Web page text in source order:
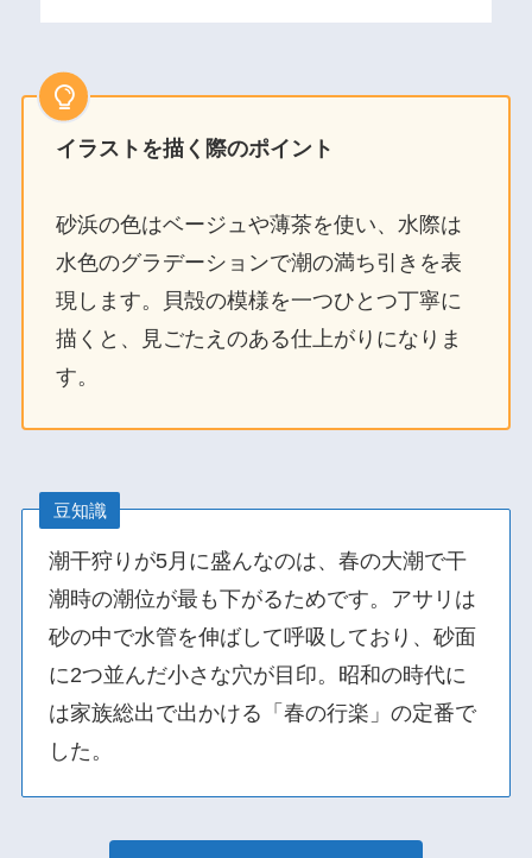
イラストを描く際のポイント
砂浜の色はベージュや薄茶を使い、水際は
水色のグラデーションで潮の満ち引きを表
現します。貝殻の模様を一つひとつ丁寧に
描くと、見ごたえのある仕上がりになりま
す。
豆知識
潮干狩りが5月に盛んなのは、春の大潮で干
潮時の潮位が最も下がるためです。アサリは
砂の中で水管を伸ばして呼吸しており、砂面
に2つ並んだ小さな穴が目印。昭和の時代に
は家族総出で出かける「春の行楽」の定番で
した。